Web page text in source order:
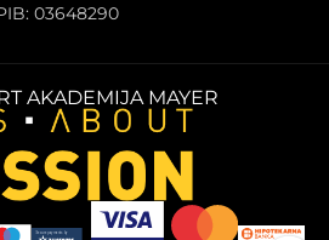
03648290
AKADEMIJA MAYER